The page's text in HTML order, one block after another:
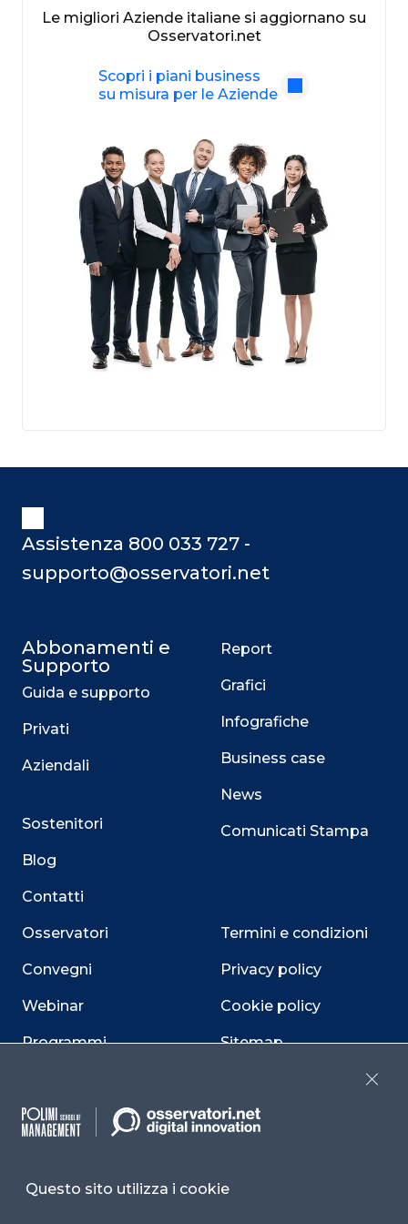
Le migliori Aziende italiane si aggiornano su
Osservatori.net
Scopri i piani business
su misura per le Aziende
Assistenza 800 033 727 -
supporto@osservatori.net
Abbonamenti e
Supporto
Guida e supporto
Privati
Aziendali
Sostenitori
Blog
Contatti
Osservatori
Convegni
Webinar
Programmi
Report
Grafici
Infografiche
Business case
News
Comunicati Stampa
Termini e condizioni
Privacy policy
Cookie policy
Sitemap
Questo sito utilizza i cookie